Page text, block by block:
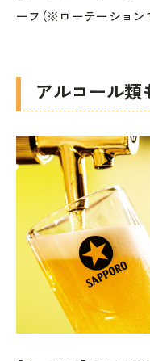
ーフ（※ローテーション
アルコール類